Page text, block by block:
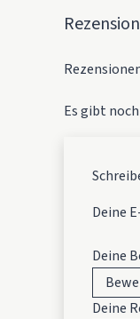
Es gibt
Deine
Deine
Deine